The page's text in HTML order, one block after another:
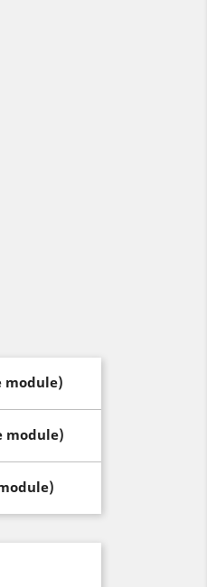
module)
module)